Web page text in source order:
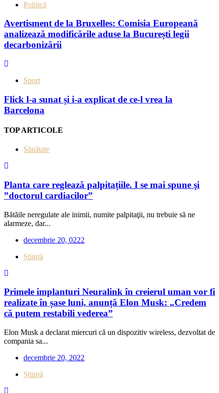
Politică
Avertisment de la Bruxelles: Comisia Europeană
analizează modificările aduse la București legii
decarbonizării
Sport
Flick l-a sunat și i-a explicat de ce-l vrea la
Barcelona
TOP ARTICOLE
Sănătate
Planta care reglează palpitațiile. I se mai spune şi
”doctorul cardiacilor”
Bătăile neregulate ale inimii, numite palpitaţii, nu trebuie să ne
alarmeze, dar...
decembrie 20, 0222
Știință
Primele implanturi Neuralink în creierul uman vor fi
realizate în șase luni, anunță Elon Musk: „Credem
că putem restabili vederea”
Elon Musk a declarat miercuri că un dispozitiv wireless, dezvoltat de
compania sa...
decembrie 20, 2022
Știință